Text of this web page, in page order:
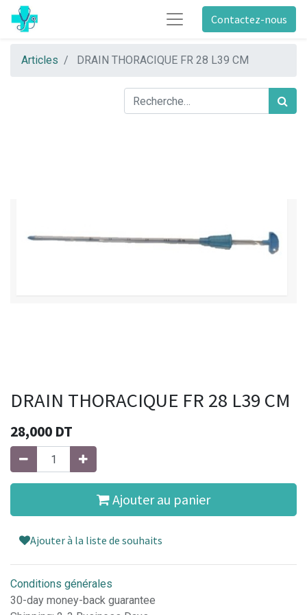
Contactez-nous
Articles DRAIN THORACIQUE FR 28 L39 CM
DRAIN THORACIQUE FR 28 L39 CM
28,000 DT
Ajouter au panier
Ajouter à la liste de souhaits
Conditions générales
30-day money-back guarantee